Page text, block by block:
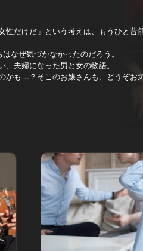
性だけだ」という考えは、もうひと昔
なぜ気づかなかったのだろう。
夫婦になった男と女の物語。
かも…？そこのお嬢さんも、どうぞお気